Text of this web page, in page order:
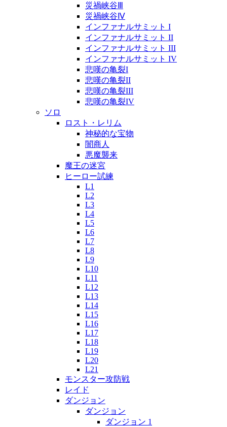
災禍峡谷Ⅲ
災禍峡谷Ⅳ
インファナルサミット I
インファナルサミット II
インファナルサミット III
インファナルサミット IV
悲嘆の亀裂I
悲嘆の亀裂II
悲嘆の亀裂III
悲嘆の亀裂IV
ソロ
ロスト・レリム
神秘的な宝物
闇商人
悪魔襲来
魔王の迷宮
ヒーロー試練
L1
L2
L3
L4
L5
L6
L7
L8
L9
L10
L11
L12
L13
L14
L15
L16
L17
L18
L19
L20
L21
モンスター攻防戦
レイド
ダンジョン
ダンジョン
ダンジョン 1